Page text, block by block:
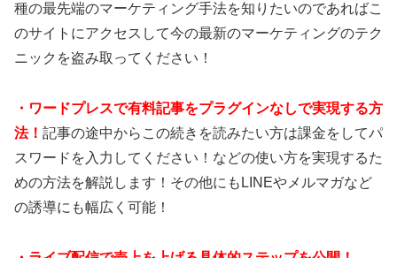
種の最先端のマーケティング手法を知りたいのであればこ
のサイトにアクセスして今の最新のマーケティングのテク
ニックを盗み取ってください！
・ワードプレスで有料記事をプラグインなしで実現する方
法！ 記事の途中からこの続きを読みたい方は課金をしてパ
スワードを入力してください！などの使い方を実現するた
めの方法を解説します！その他にもLINEやメルマガなど
の誘導にも幅広く可能！